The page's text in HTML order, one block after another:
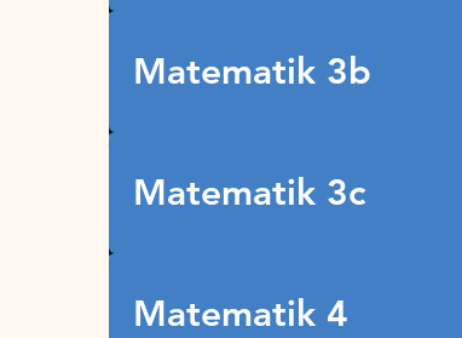
Matematik 3b
Matematik 3c
Matematik 4